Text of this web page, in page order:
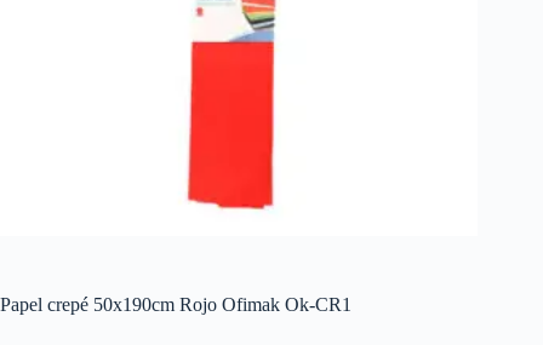
Papel crepé 50x190cm Rojo Ofimak Ok-CR1